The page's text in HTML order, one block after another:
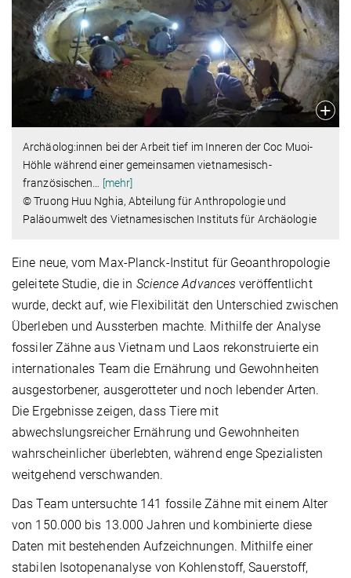
Archäolog:innen bei der Arbeit tief im Inneren der Coc Muoi-
Höhle während einer gemeinsamen vietnamesisch-
französischen
[mehr]
© Truong Huu Nghia, Abteilung für Anthropologie und
Paläoumwelt des Vietnamesischen Instituts für Archäologie
Eine neue, vom Max-Planck-Institut für Geoanthropologie
geleitete Studie, die in Science Advancesveröffentlicht
wurde, deckt auf, wie Flexibilität den Unterschied zwischen
Überleben und Aussterben machte. Mithilfe der Analyse
fossiler Zähne aus Vietnam und Laos rekonstruierte ein
internationales Team die Ernährung und Gewohnheiten
ausgestorbener, ausgerotteter und noch lebender Arten.
Die Ergebnisse zeigen, dass Tiere mit
abwechslungsreicher Ernährung und Gewohnheiten
wahrscheinlicher überlebten, während enge Spezialisten
weitgehend verschwanden.
Das Team untersuchte 141 fossile Zähne mit einem Alter
von 150.000 bis 13.000 Jahren und kombinierte diese
Daten mit bestehenden Aufzeichnungen. Mithilfe einer
stabilen Isotopenanalyse von Kohlenstoff, Sauerstoff,